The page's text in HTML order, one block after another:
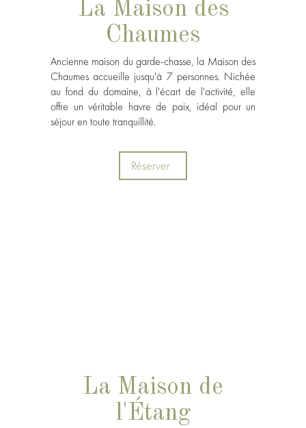
La Maison des
Chaumes
Ancienne maison du garde-chasse, la Maison des
Chaumes accueille jusqu'à 7 personnes. Nichée
au fond du domaine, à l'écart de l'activité, elle
offre un véritable havre de paix, idéal pour un
séjour en toute tranquillité.
Réserver
La Maison de
l'Étang